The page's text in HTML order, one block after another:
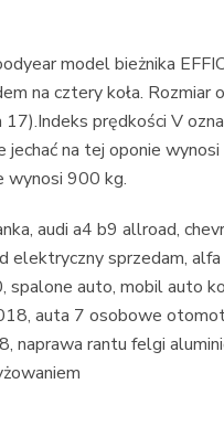
model bieżnika
na cztery koła. Rozmiar
prędkości V
jechać na tej oponie
wynosi 900 kg.
audi a4 b9 allroad,
elektryczny sprzedam,
spalone auto, mobil auto
auta 7 osobowe
naprawa rantu felgi